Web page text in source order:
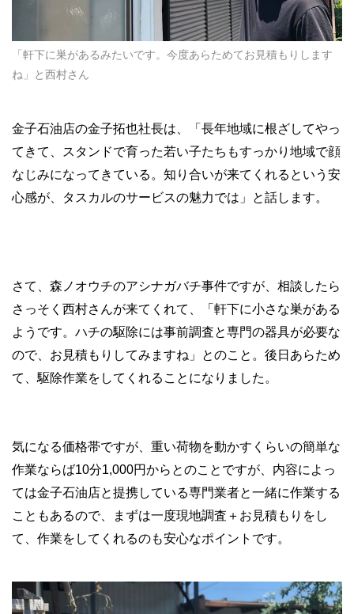
「軒下に巣があるみたいです。今度あらためてお見積もりします
ね」と西村さん
金子石油店の金子拓也社長は、「長年地域に根ざしてやっ
てきて、スタンドで育った若い子たちもすっかり地域で顔
なじみになってきている。知り合いが来てくれるという安
心感が、タスカルのサービスの魅力では」と話します。
さて、森ノオウチのアシナガバチ事件ですが、相談したら
さっそく西村さんが来てくれて、「軒下に小さな巣がある
ようです。ハチの駆除には事前調査と専門の器具が必要な
ので、お見積もりしてみますね」とのこと。後日あらため
て、駆除作業をしてくれることになりました。
気になる価格帯ですが、重い荷物を動かすくらいの簡単な
作業ならば10分1,000円からとのことですが、内容によっ
ては金子石油店と提携している専門業者と一緒に作業する
こともあるので、まずは一度現地調査＋お見積もりをし
て、作業をしてくれるのも安心なポイントです。